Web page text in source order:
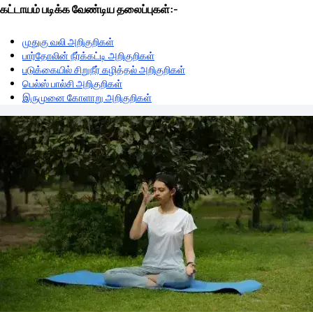
கட்டாயம் படிக்க வேண்டிய தலைப்புகள்:-
முதுகு வலி அறிகுறிகள்
பார்தோலின் நீர்க்கட்டி அறிகுறிகள்
படுக்கையில் சிறுநீர் கழித்தல் அறிகுறிகள்
பெல்ஸ் பால்சி அறிகுறிகள்
இருமுனை கோளாறு அறிகுறிகள்